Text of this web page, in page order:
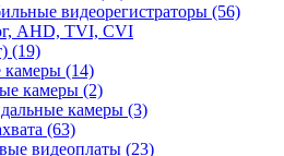
видеорегистраторы (56)
AHD, TVI, CVI
(19)
камеры (14)
камеры (2)
камеры (3)
(63)
видеоплаты (23)